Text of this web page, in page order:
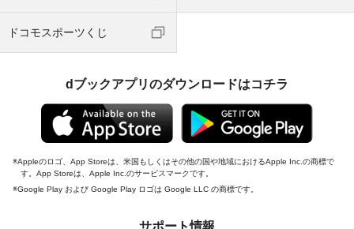
ドコモスポーツくじ
dブックアプリのダウンロードはコチラ
Appleのロゴ、App Storeは、米国もしくはその他の国や地域におけるApple Inc.の商標で
す。App Storeは、Apple Inc.のサービスマークです。
Google Play および Google Play ロゴは Google LLC の商標です。
サポート情報